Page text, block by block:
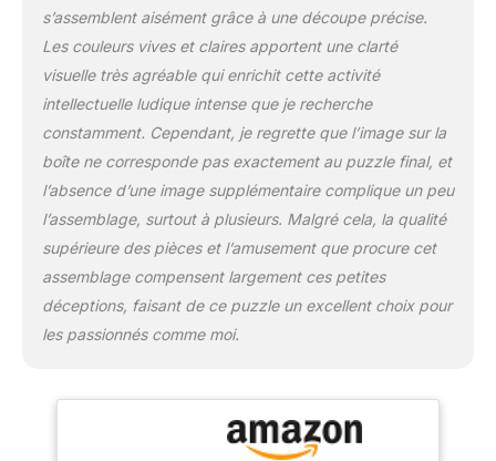
s’assemblent aisément grâce à une découpe précise.
Les couleurs vives et claires apportent une clarté
visuelle très agréable qui enrichit cette activité
intellectuelle ludique intense que je recherche
constamment. Cependant, je regrette que l’image sur la
boîte ne corresponde pas exactement au puzzle final, et
l’absence d’une image supplémentaire complique un peu
l’assemblage, surtout à plusieurs. Malgré cela, la qualité
supérieure des pièces et l’amusement que procure cet
assemblage compensent largement ces petites
déceptions, faisant de ce puzzle un excellent choix pour
les passionnés comme moi.